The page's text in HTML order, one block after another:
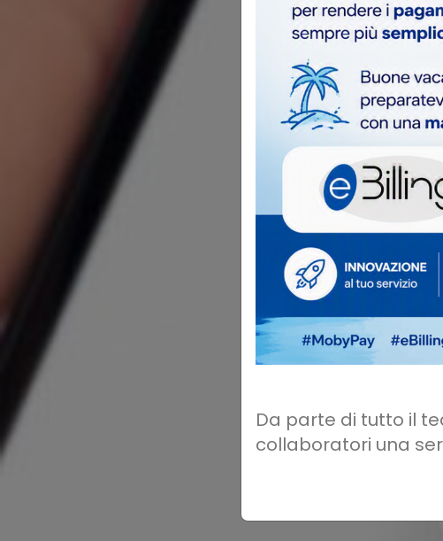
Da parte di tutto il
collaboratori una